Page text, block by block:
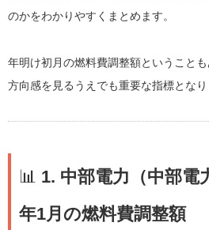
のかをわかりやすくまとめます。
年明け初月の燃料費調整額ということ
方向感を見るうえでも重要な指標となり
📊 1. 中部電力（中部電
年1月の燃料費調整額